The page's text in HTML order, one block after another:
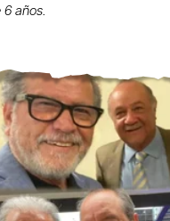
años.